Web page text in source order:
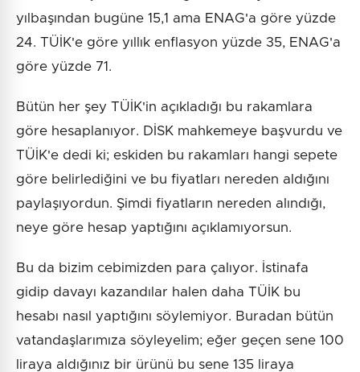
yılbaşından bugüne 15,1 ama ENAG'a göre yüzde
24. TÜİK'e göre yıllık enflasyon yüzde 35, ENAG'a
göre yüzde 71.
Bütün her şey TÜİK'in açıkladığı bu rakamlara
göre hesaplanıyor. DİSK mahkemeye başvurdu ve
TÜİK'e dedi ki; eskiden bu rakamları hangi sepete
göre belirlediğini ve bu fiyatları nereden aldığını
paylaşıyordun. Şimdi fiyatların nereden alındığı,
neye göre hesap yaptığını açıklamıyorsun.
Bu da bizim cebimizden para çalıyor. İstinafa
gidip davayı kazandılar halen daha TÜİK bu
hesabı nasıl yaptığını söylemiyor. Buradan bütün
vatandaşlarımıza söyleyelim; eğer geçen sene 100
liraya aldığınız bir ürünü bu sene 135 liraya